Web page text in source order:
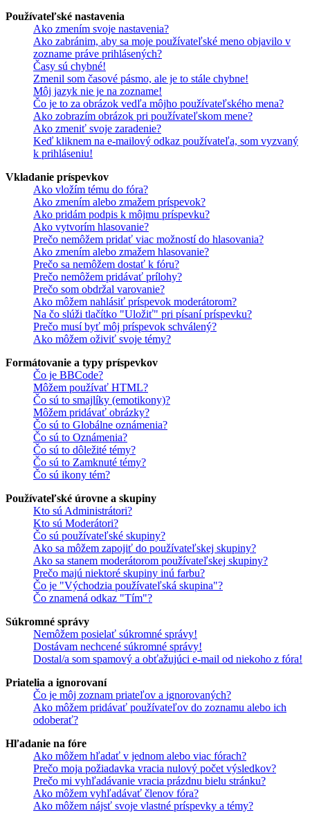
Používateľské nastavenia
Ako zmením svoje nastavenia?
Ako zabránim, aby sa moje používateľské meno objavilo v
zozname práve prihlásených?
Časy sú chybné!
Zmenil som časové pásmo, ale je to stále chybne!
Môj jazyk nie je na zozname!
Čo je to za obrázok vedľa môjho používateľského mena?
Ako zobrazím obrázok pri používateľskom mene?
Ako zmeniť svoje zaradenie?
Keď kliknem na e-mailový odkaz používateľa, som vyzvaný
k prihláseniu!
Vkladanie príspevkov
Ako vložím tému do fóra?
Ako zmením alebo zmažem príspevok?
Ako pridám podpis k môjmu príspevku?
Ako vytvorím hlasovanie?
Prečo nemôžem pridať viac možností do hlasovania?
Ako zmením alebo zmažem hlasovanie?
Prečo sa nemôžem dostať k fóru?
Prečo nemôžem pridávať prílohy?
Prečo som obdržal varovanie?
Ako môžem nahlásiť príspevok moderátorom?
Na čo slúži tlačítko "Uložiť" pri písaní príspevku?
Prečo musí byť môj príspevok schválený?
Ako môžem oživiť svoje témy?
Formátovanie a typy príspevkov
Čo je BBCode?
Môžem používať HTML?
Čo sú to smajlíky (emotikony)?
Môžem pridávať obrázky?
Čo sú to Globálne oznámenia?
Čo sú to Oznámenia?
Čo sú to dôležité témy?
Čo sú to Zamknuté témy?
Čo sú ikony tém?
Používateľské úrovne a skupiny
Kto sú Administrátori?
Kto sú Moderátori?
Čo sú používateľské skupiny?
Ako sa môžem zapojiť do používateľskej skupiny?
Ako sa stanem moderátorom používateľskej skupiny?
Prečo majú niektoré skupiny inú farbu?
Čo je "Východzia používateľská skupina"?
Čo znamená odkaz "Tím"?
Súkromné správy
Nemôžem posielať súkromné správy!
Dostávam nechcené súkromné správy!
Dostal/a som spamový a obťažujúci e-mail od niekoho z fóra!
Priatelia a ignorovaní
Čo je môj zoznam priateľov a ignorovaných?
Ako môžem pridávať používateľov do zoznamu alebo ich
odoberať?
Hľadanie na fóre
Ako môžem hľadať v jednom alebo viac fórach?
Prečo moja požiadavka vracia nulový počet výsledkov?
Prečo mi vyhľadávanie vracia prázdnu bielu stránku?
Ako môžem vyhľadávať členov fóra?
Ako môžem nájsť svoje vlastné príspevky a témy?